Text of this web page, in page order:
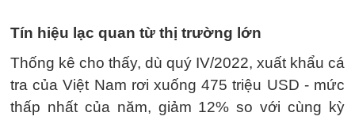
Tín hiệu lạc quan từ thị trường lớn
Thống kê cho thấy, dù quý IV/2022, xuất khẩu cá
tra của Việt Nam rơi xuống 475 triệu USD - mức
thấp nhất của năm, giảm 12% so với cùng kỳ